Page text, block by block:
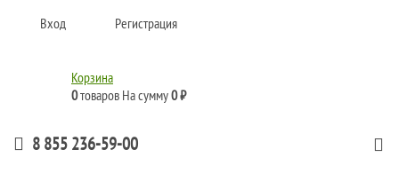
Вход Регистрация
Корзина
0товаров На сумму0 ₽
8 855 236-59-00